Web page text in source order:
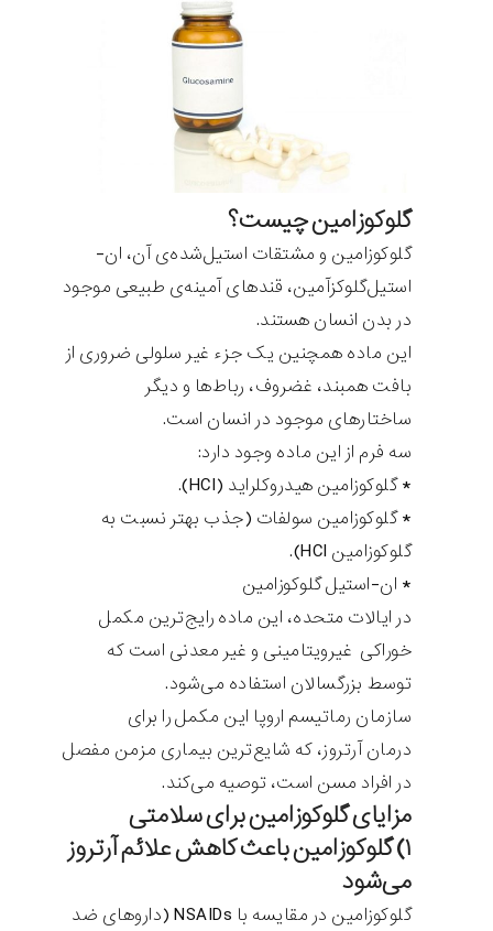
گلوکوزامین چیست؟
گلوکوزامین و مشتقات استیل‌شده‌ی آن، ان-
استیل‌گلوکزآمین، قندهای آمینه‌ی طبیعی موجود
در بدن انسان هستند.
این ماده همچنین یک جزء غیر سلولی ضروری از
بافت همبند، غضروف، رباط‌ها و دیگر
ساختارهای موجود در انسان است.
سه فرم از این ماده وجود دارد:
* گلوکوزامین هیدروکلراید (HCl).
* گلوکوزامین سولفات (جذب بهتر نسبت به
گلوکوزامین HCl).
* ان-استیل گلوکوزامین
در ایالات متحده، این ماده رایج‌ترین مکمل
خوراکی غیرویتامینی و غیر معدنی است که
توسط بزرگسالان استفاده می‌شود.
سازمان رماتیسم اروپا این مکمل را برای
درمان آرتروز، که شایع‌ترین بیماری مزمن مفصل
در افراد مسن است، توصیه می‌کند.
مزایای گلوکوزامین برای سلامتی
۱) گلوکوزامین باعث کاهش علائم آرتروز
می‌شود
گلوکوزامین در مقایسه با NSAIDs (داروهای ضد